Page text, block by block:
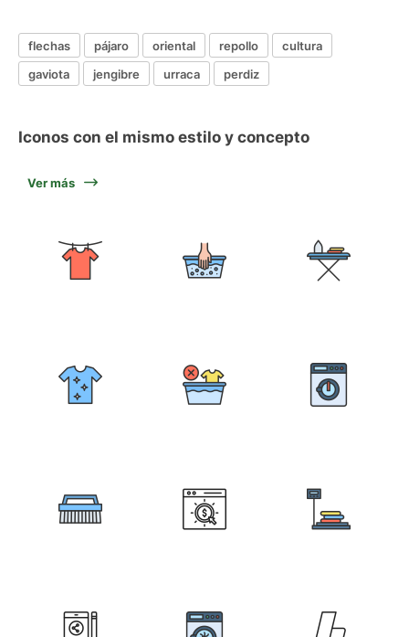
flechas pájaro oriental repollo
cultura
gaviota
jengibre urraca perdiz
Iconos con el mismo estilo y concepto
Ver más